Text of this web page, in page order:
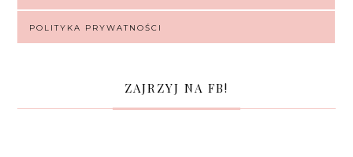
POLITYKA PRYWATNOŚCI
ZAJRZYJ NA FB!